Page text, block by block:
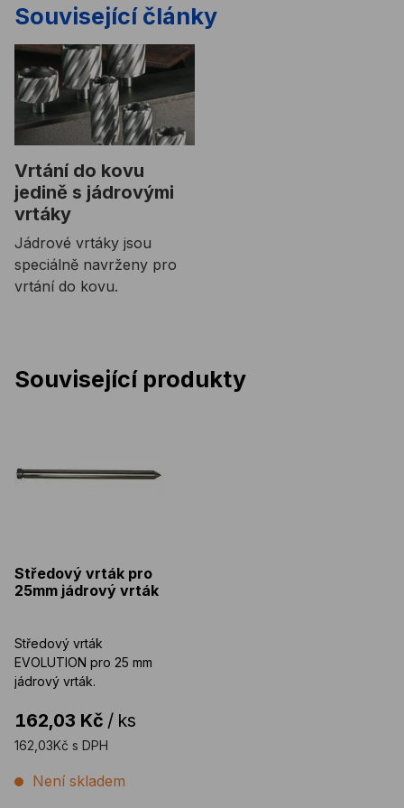
Související články
Vrtání do kovu
jedině s jádrovými
vrtáky
Jádrové vrtáky jsou
speciálně navrženy pro
vrtání do kovu.
Související produkty
Středový vrták pro
25mm jádrový vrták
Středový vrták
EVOLUTION pro 25 mm
jádrový vrták.
162,03 Kč / ks
162,03Kč s DPH
Není skladem